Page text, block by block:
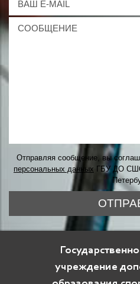
Отправляя сообщение, вы
персональных данных ГБУ ДО
учреждение